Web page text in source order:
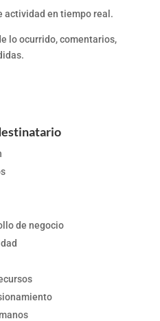
actividad en tiempo real.
lo ocurrido, comentarios,
de negocio